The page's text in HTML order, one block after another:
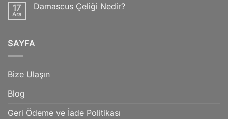
İmalatında
17
Ara
Damascus Çeliği Nedir?
Nedir?
SAYFA
Bize Ulaşın
Blog
Geri Ödeme ve İade Politikası